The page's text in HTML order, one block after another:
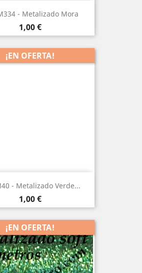
- Metalizado Mora
Precio
1,00 €
- Metalizado Verde...
Precio
1,00 €
¡EN OFERTA!
¡EN OFERTA!